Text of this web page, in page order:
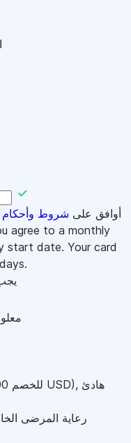
أوافق على شروط وأحكام
agree to a monthly
start date. Your card
USD), هادئ
رعاية المرضى